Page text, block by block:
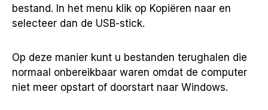
bestand. In het menu klik op Kopiëren naar en
selecteer dan de USB-stick.
Op deze manier kunt u bestanden terughalen die
normaal onbereikbaar waren omdat de computer
niet meer opstart of doorstart naar Windows.